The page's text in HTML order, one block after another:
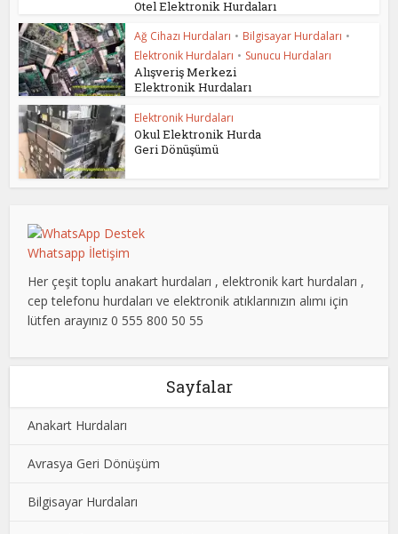
Otel Elektronik Hurdaları
Ağ Cihazı Hurdaları • Bilgisayar Hurdaları •
Elektronik Hurdaları • Sunucu Hurdaları
Alışveriş Merkezi
Elektronik Hurdaları
Elektronik Hurdaları
Okul Elektronik Hurda
Geri Dönüşümü
Whatsapp İletişim
Her çeşit toplu anakart hurdaları , elektronik kart hurdaları ,
cep telefonu hurdaları ve elektronik atıklarınızın alımı için
lütfen arayınız 0 555 800 50 55
Sayfalar
Anakart Hurdaları
Avrasya Geri Dönüşüm
Bilgisayar Hurdaları